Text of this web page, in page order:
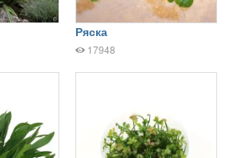
Ряска
17948